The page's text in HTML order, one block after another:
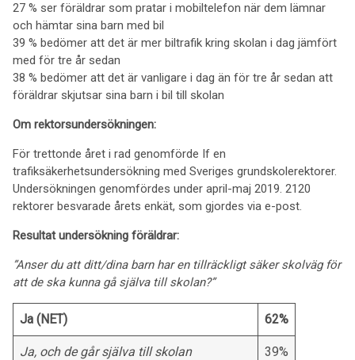
27 % ser föräldrar som pratar i mobiltelefon när dem lämnar
och hämtar sina barn med bil
39 % bedömer att det är mer biltrafik kring skolan i dag jämfört
med för tre år sedan
38 % bedömer att det är vanligare i dag än för tre år sedan att
föräldrar skjutsar sina barn i bil till skolan
Om rektorsundersökningen:
För trettonde året i rad genomförde If en
trafiksäkerhetsundersökning med Sveriges grundskolerektorer.
Undersökningen genomfördes under april-maj 2019. 2120
rektorer besvarade årets enkät, som gjordes via e-post.
Resultat undersökning föräldrar:
”Anser du att ditt/dina barn har en tillräckligt säker skolväg för
att de ska kunna gå själva till skolan?”
Ja (NET) 62%
Ja, och de går själva till skolan 39%